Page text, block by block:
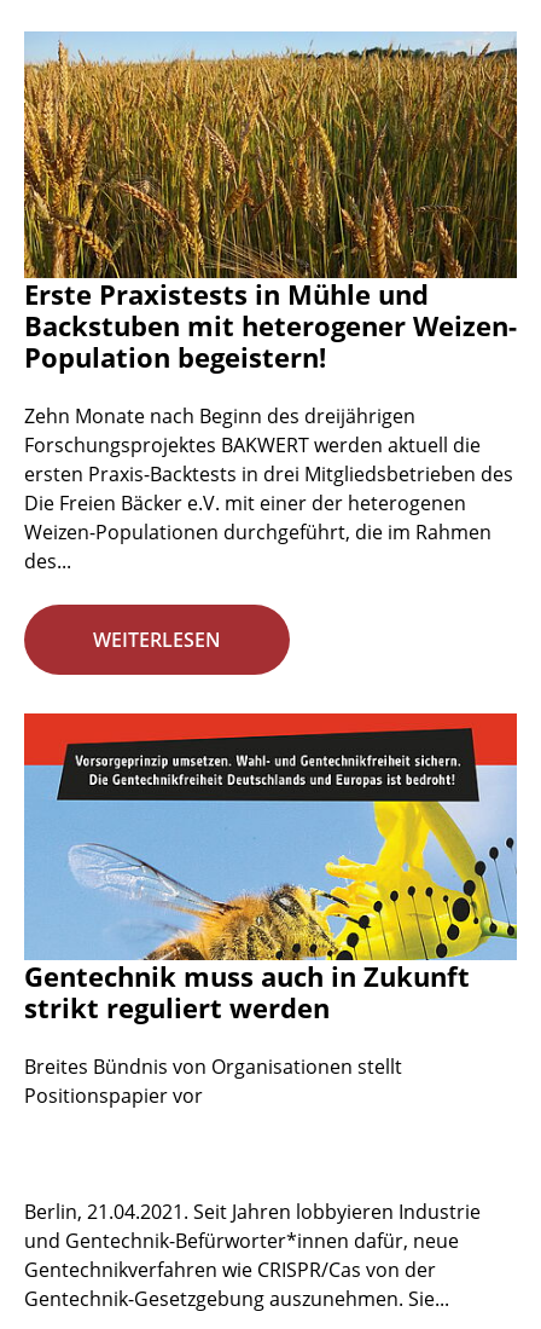
Erste Praxistests in Mühle und
Backstuben mit heterogener Weizen-
Population begeistern!
Zehn Monate nach Beginn des dreijährigen
Forschungsprojektes BAKWERT werden aktuell die
ersten Praxis-Backtests in drei Mitgliedsbetrieben des
Die Freien Bäcker e.V. mit einer der heterogenen
Weizen-Populationen durchgeführt, die im Rahmen
des...
WEITERLESEN
Gentechnik muss auch in Zukunft
strikt reguliert werden
Breites Bündnis von Organisationen stellt
Positionspapier vor
Berlin, 21.04.2021. Seit Jahren lobbyieren Industrie
und Gentechnik-Befürworter*innen dafür, neue
Gentechnikverfahren wie CRISPR/Cas von der
Gentechnik-Gesetzgebung auszunehmen. Sie...